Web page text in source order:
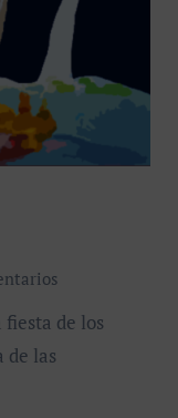
de las